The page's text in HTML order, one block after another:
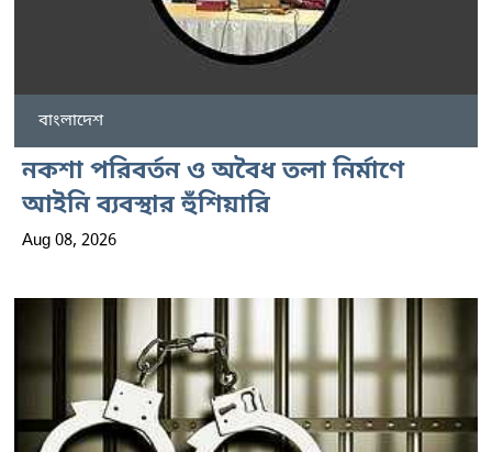
বাংলাদেশ
নকশা পরিবর্তন ও অবৈধ তলা নির্মাণে
আইনি ব্যবস্থার হুঁশিয়ারি
Aug 08, 2026